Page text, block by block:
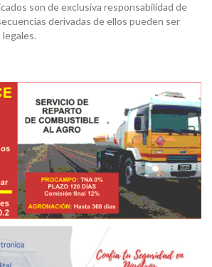
son de exclusiva responsabilidad de
derivadas de ellos pueden ser